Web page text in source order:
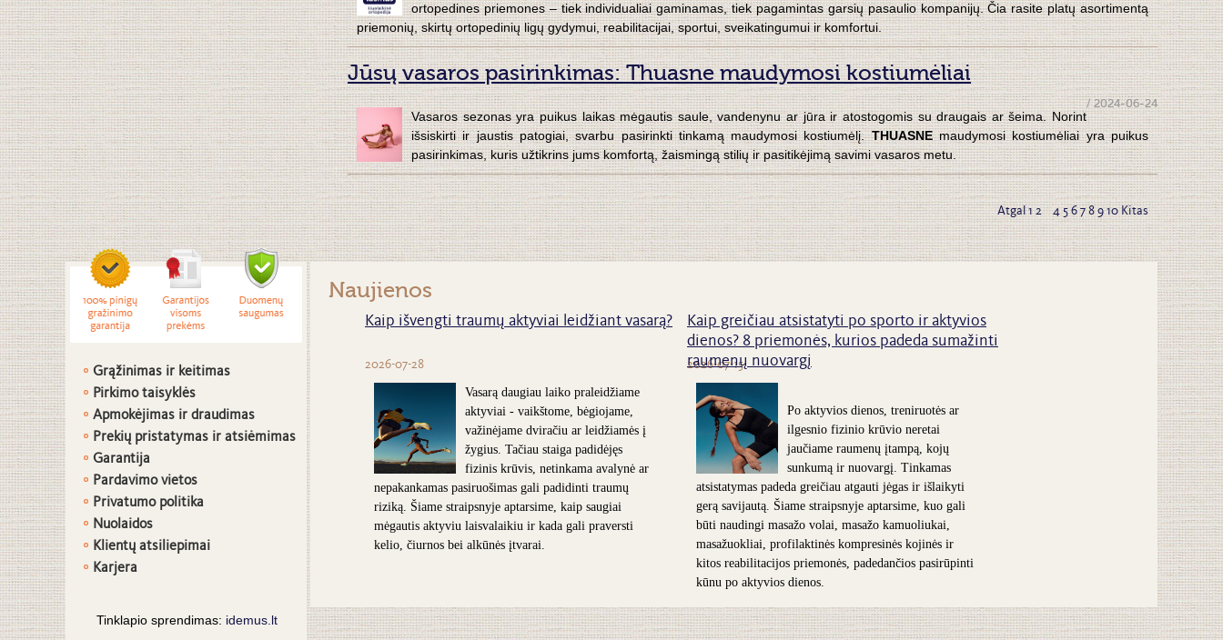
ortopedines priemones – tiek individualiai gaminamas, tiek pagamintas garsių pasaulio kompanijų. Čia rasite platų asortimentą
priemonių, skirtų ortopedinių ligų gydymui, reabilitacijai, sportui, sveikatingumui ir komfortui.
Jūsų vasaros pasirinkimas: Thuasne maudymosi kostiumėliai
/ 2024-06-24
Vasaros sezonas yra puikus laikas mėgautis saule, vandenynu ar jūra ir atostogomis su draugais ar šeima. Norint
išsiskirti ir jaustis patogiai, svarbu pasirinkti tinkamą maudymosi kostiumėlį.THUASNEmaudymosi kostiumėliai yra puikus
pasirinkimas, kuris užtikrins jums komfortą, žaismingą stilių ir pasitikėjimą savimi vasaros metu.
Atgal12345678910Kitas
Grąžinimas ir keitimas
Pirkimo taisyklės
Apmokėjimas ir draudimas
Prekių pristatymas ir atsiėmimas
Garantija
Pardavimo vietos
Privatumo politika
Nuolaidos
Klientų atsiliepimai
Karjera
Tinklapio sprendimas: idemus.lt
Naujienos
Kaip išvengti traumų aktyviai leidžiant vasarą?
2026-07-28
Vasarą daugiau laiko praleidžiame
aktyviai - vaikštome, bėgiojame,
važinėjame dviračiu ar leidžiamės į
žygius. Tačiau staiga padidėjęs
fizinis krūvis, netinkama avalynė ar
nepakankamas pasiruošimas gali padidinti traumų
riziką. Šiame straipsnyje aptarsime, kaip saugiai
mėgautis aktyviu laisvalaikiu ir kada gali praversti
kelio, čiurnos bei alkūnės įtvarai.
Kaip greičiau atsistatyti po sporto ir aktyvios
dienos? 8 priemonės, kurios padeda sumažinti
raumenų nuovargį
2026-07-15
Po aktyvios dienos, treniruotės ar
ilgesnio fizinio krūvio neretai
jaučiame raumenų įtampą, kojų
sunkumą ir nuovargį. Tinkamas
atsistatymas padeda greičiau atgauti jėgas ir išlaikyti
gerą savijautą. Šiame straipsnyje aptarsime, kuo gali
būti naudingi masažo volai, masažo kamuoliukai,
masažuokliai, profilaktinės kompresinės kojinės ir
kitos reabilitacijos priemonės, padedančios pasirūpinti
kūnu po aktyvios dienos.